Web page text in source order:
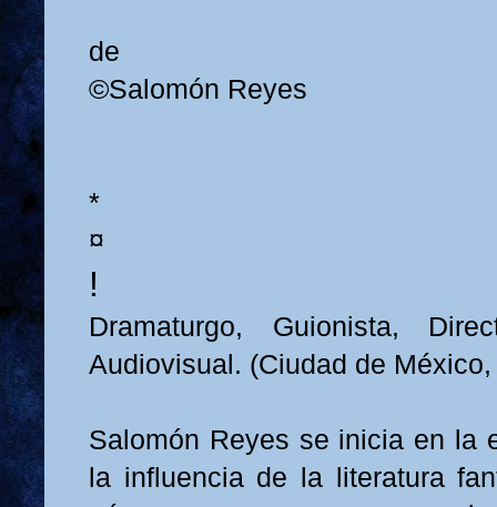
de
©Salomón Reyes
*
¤
!
Dramaturgo, Guionista,
Audiovisual. (Ciudad de
Salomón Reyes se inicia en la
la influencia de la literatura